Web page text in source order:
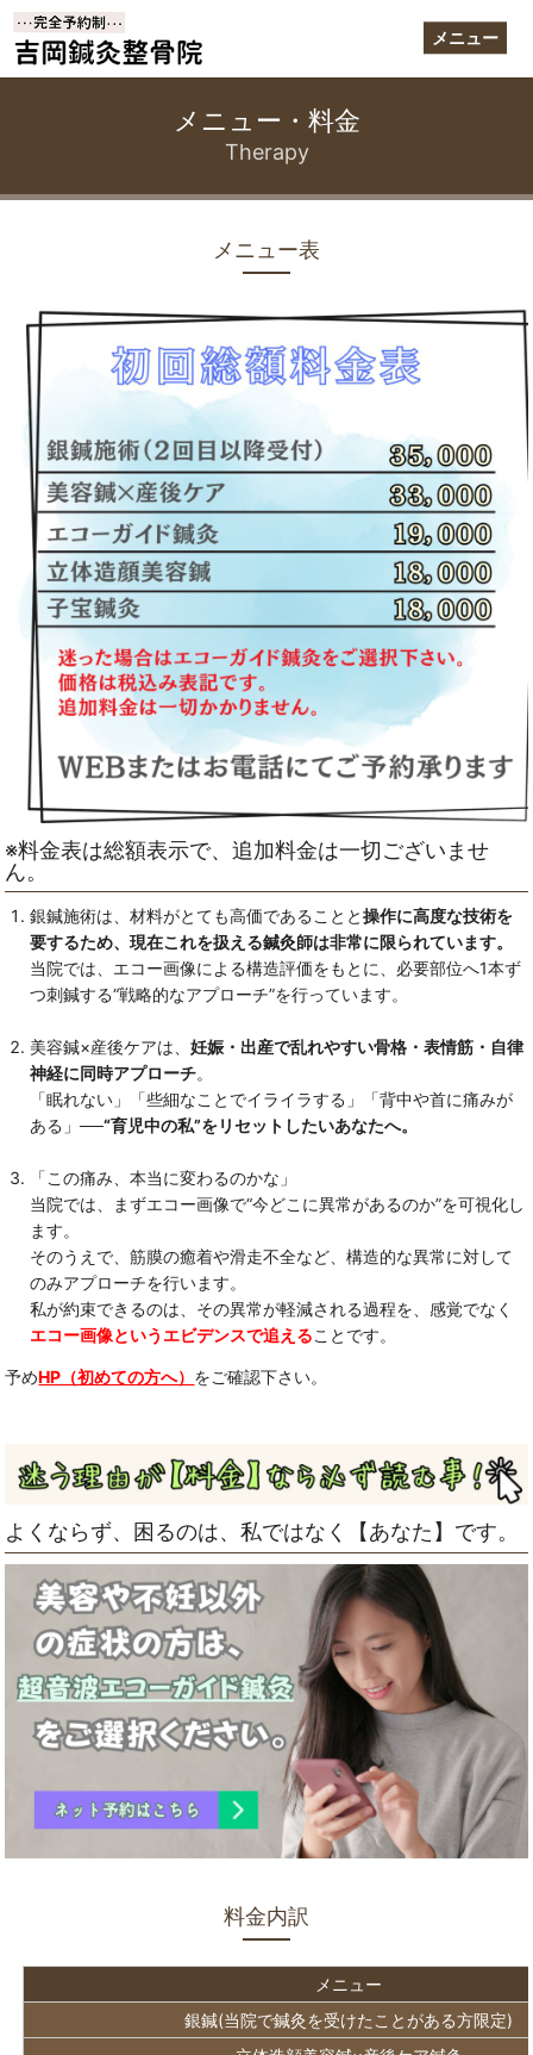
メニュー
メニュー・料金
Therapy
メニュー表
※料金表は総額表示で、追加料金は一切ございませ
ん。
銀鍼施術は、材料がとても高価であることと操作に高度な技術を
要するため、現在これを扱える鍼灸師は非常に限られています。
当院では、エコー画像による構造評価をもとに、必要部位へ1本ず
つ刺鍼する“戦略的なアプローチ”を行っています。
美容鍼×産後ケアは、妊娠・出産で乱れやすい骨格・表情筋・自律
神経に同時アプローチ。
「眠れない」「些細なことでイライラする」「背中や首に痛みが
ある」──“育児中の私”をリセットしたいあなたへ。
「この痛み、本当に変わるのかな」
当院では、まずエコー画像で“今どこに異常があるのか”を可視化し
ます。
そのうえで、筋膜の癒着や滑走不全など、構造的な異常に対して
のみアプローチを行います。
私が約束できるのは、その異常が軽減される過程を、感覚でなく
エコー画像というエビデンスで追えることです。
予めHP（初めての方へ） をご確認下さい。
よくならず、困るのは、私ではなく【あなた】です。
料金内訳
メニュー
銀鍼(当院で鍼灸を受けたことがある方限定)